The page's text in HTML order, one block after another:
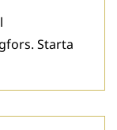
Starta